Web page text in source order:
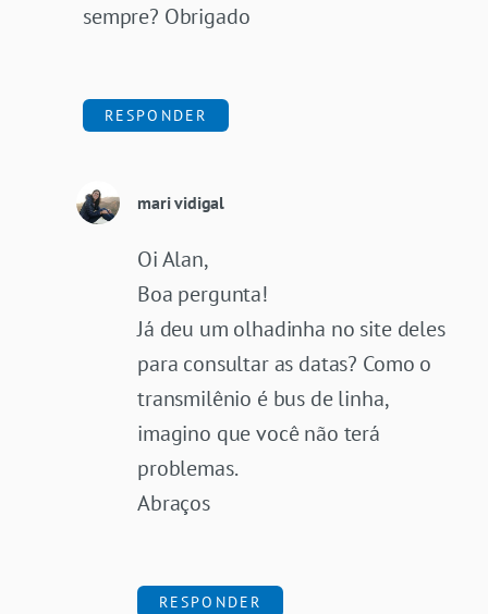
sempre? Obrigado
RESPONDER
mari vidigal
Oi Alan,
Boa pergunta!
Já deu um olhadinha no site deles
para consultar as datas? Como o
transmilênio é bus de linha,
imagino que você não terá
problemas.
Abraços
RESPONDER